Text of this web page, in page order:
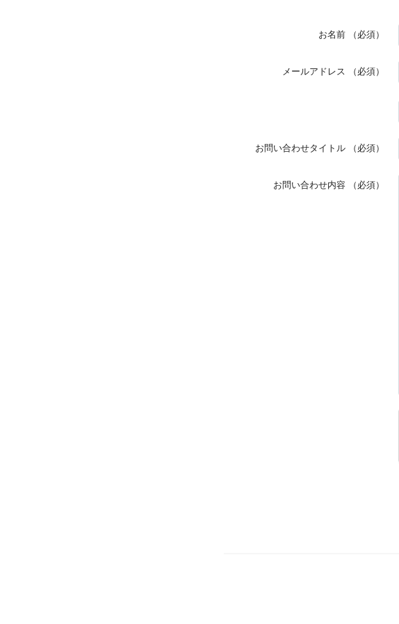
お名前 （必須）
メールアドレス （必須）
お問い合わせタイトル （必須）
お問い合わせ内容 （必須）